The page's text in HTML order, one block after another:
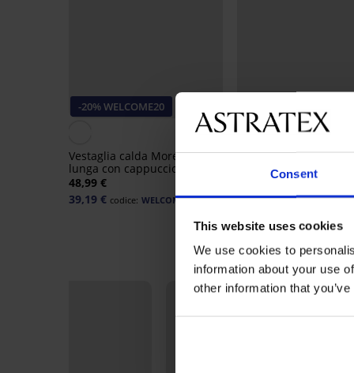
Consent
This website uses cookies
We use cookies to
information about your use
other information that
-20% WELCOME20
5
Vestaglia calda Moreno
lunga con cappuccio
48,99 €
39,19 € codice: WELCOME20
Vestaglia calda
con cappuccio
40,99 €
32,79 € codice:
LIMITED